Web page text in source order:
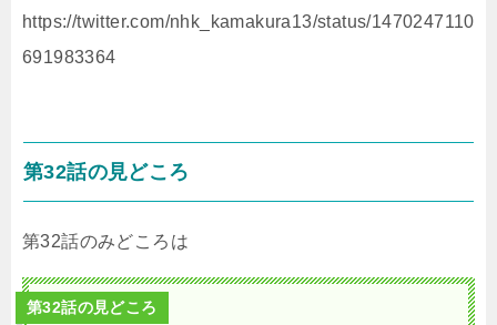
https://twitter.com/nhk_kamakura13/status/1470247110
691983364
第32話の見どころ
第32話のみどころは
第32話の見どころ